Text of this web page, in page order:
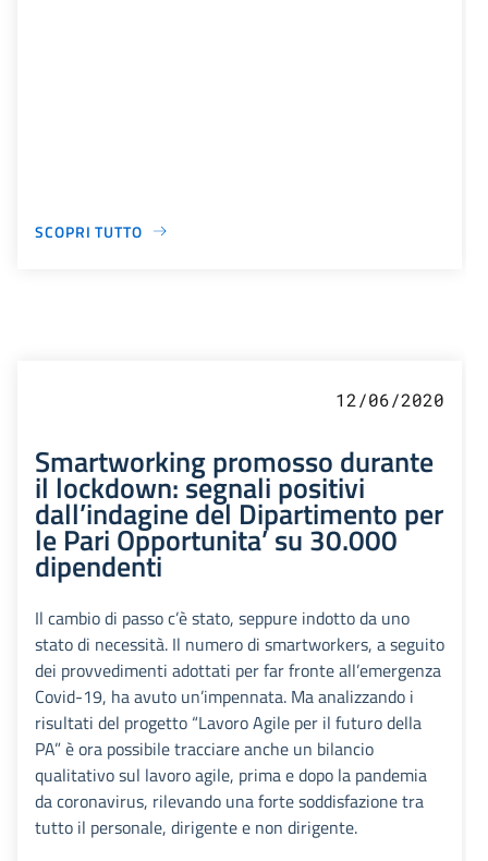
SCOPRI TUTTO
12/06/2020
Smartworking promosso durante
il lockdown: segnali positivi
dall’indagine del Dipartimento per
le Pari Opportunita’ su 30.000
dipendenti
Il cambio di passo c’è stato, seppure indotto da uno
stato di necessità. Il numero di smartworkers, a seguito
dei provvedimenti adottati per far fronte all’emergenza
Covid-19, ha avuto un’impennata. Ma analizzando i
risultati del progetto “Lavoro Agile per il futuro della
PA” è ora possibile tracciare anche un bilancio
qualitativo sul lavoro agile, prima e dopo la pandemia
da coronavirus, rilevando una forte soddisfazione tra
tutto il personale, dirigente e non dirigente.